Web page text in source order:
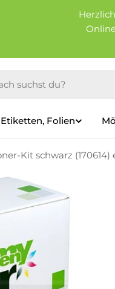
Folien
Kit schwarz (170614)